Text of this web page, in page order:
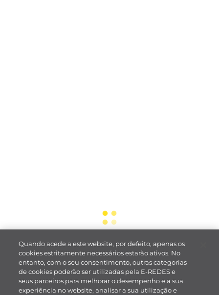
Quando acede a este website, por defeito, apenas os
cookies estritamente necessários estarão ativos. No
entanto, com o seu consentimento, outras categorias
de cookies poderão ser utilizadas pela E-REDES e
seus parceiros para melhorar o desempenho e a sua
experiência no website, analisar a sua utilização e